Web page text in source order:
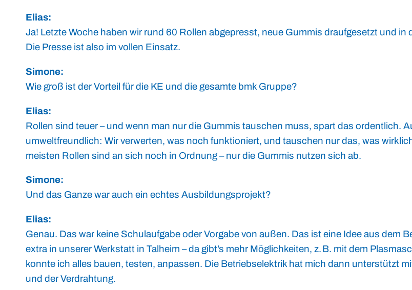
Elias:
Ja! Letzte Woche haben wir rund 60 Rollen abgepresst, neue Gummis draufgesetzt und in
Die Presse ist also im vollen Einsatz.
Simone:
Wie groß ist der Vorteil für die KE und die gesamte bmk Gruppe?
Elias:
Rollen sind teuer – und wenn man nur die Gummis tauschen muss, spart das ordentlich.
umweltfreundlich: Wir verwerten, was noch funktioniert, und tauschen nur das, was
meisten Rollen sind an sich noch in Ordnung – nur die Gummis nutzen sich ab.
Simone:
Und das Ganze war auch ein echtes Ausbildungsprojekt?
Elias:
Genau. Das war keine Schulaufgabe oder Vorgabe von außen. Das ist eine Idee aus dem
extra in unserer Werkstatt in Talheim – da gibt’s mehr Möglichkeiten, z. B. mit dem
konnte ich alles bauen, testen, anpassen. Die Betriebselektrik hat mich dann unterstützt
und der Verdrahtung.